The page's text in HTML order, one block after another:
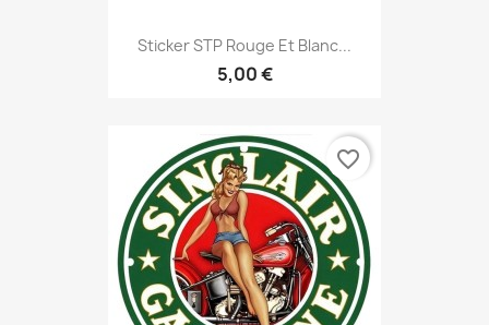
Sticker STP Rouge Et Blanc...
5,00 €
favorite_border